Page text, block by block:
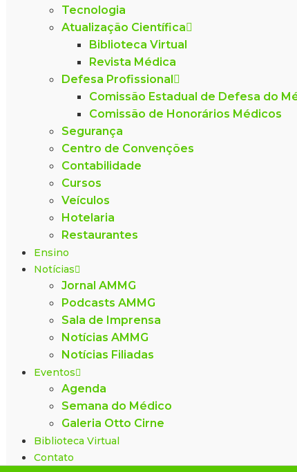
Tecnologia
Atualização Científica
Biblioteca Virtual
Revista Médica
Defesa Profissional
Comissão Estadual de Defesa do
Comissão de Honorários Médicos
Segurança
Centro de Convenções
Contabilidade
Cursos
Veículos
Hotelaria
Restaurantes
Ensino
Notícias
Jornal AMMG
Podcasts AMMG
Sala de Imprensa
Notícias AMMG
Notícias Filiadas
Eventos
Agenda
Semana do Médico
Galeria Otto Cirne
Biblioteca Virtual
Contato